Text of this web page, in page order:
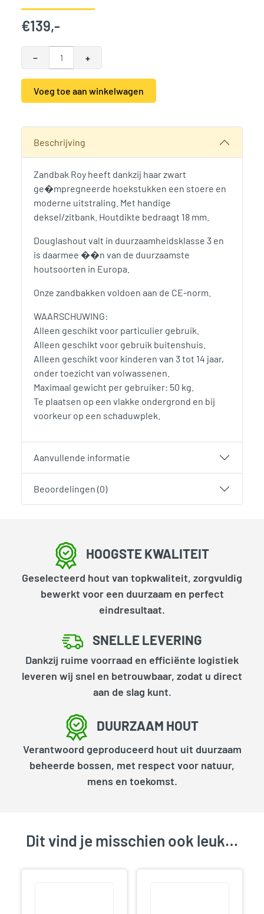
€139,-
−
Douglas Zandbak Roy met deksel/zitbank 120 x 120 x 30
+
Voeg toe aan winkelwagen
Beschrijving
Zandbak Roy heeft dankzij haar zwart
ge�mpregneerde hoekstukken een stoere en
moderne uitstraling. Met handige
deksel/zitbank. Houtdikte bedraagt 18 mm.
Douglashout valt in duurzaamheidsklasse 3 en
is daarmee ��n van de duurzaamste
houtsoorten in Europa.
Onze zandbakken voldoen aan de CE-norm.
WAARSCHUWING:
Alleen geschikt voor particulier gebruik.
Alleen geschikt voor gebruik buitenshuis.
Alleen geschikt voor kinderen van 3 tot 14 jaar,
onder toezicht van volwassenen.
Maximaal gewicht per gebruiker: 50 kg.
Te plaatsen op een vlakke ondergrond en bij
voorkeur op een schaduwplek.
Aanvullende informatie
Beoordelingen (0)
HOOGSTE KWALITEIT
Geselecteerd hout van topkwaliteit, zorgvuldig
bewerkt voor een duurzaam en perfect
eindresultaat.
SNELLE LEVERING
Dankzij ruime voorraad en efficiënte logistiek
leveren wij snel en betrouwbaar, zodat u direct
aan de slag kunt.
DUURZAAM HOUT
Verantwoord geproduceerd hout uit duurzaam
beheerde bossen, met respect voor natuur,
mens en toekomst.
Dit vind je misschien ook leuk…